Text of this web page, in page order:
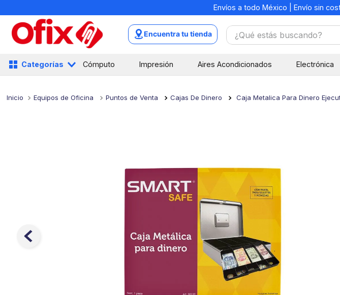
Envíos a todo México | Envío sin
Encuentra tu tienda ¿Qué estás buscando?
Categorías Cómputo Impresión Aires Acondicionados Electrónica
Equipos de Oficina Puntos de Venta Cajas De Dinero Caja Metalica Para Dinero
escritorio
sacapuntas
9.
10
1.
mochilas
.
libretas
3.
cuaderno
5.
colores